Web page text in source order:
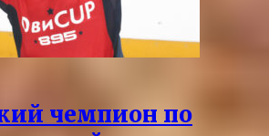
чемпион по